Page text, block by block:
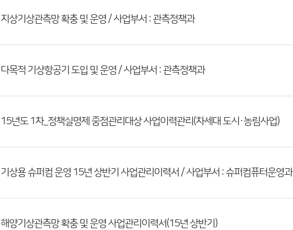
지상기상관측망 확충 및 운영 / 사업부서 : 관측정책과
다목적 기상항공기 도입 및 운영 / 사업부서 : 관측정책과
15년도 1차_정책실명제 중점관리대상 사업이력관리(차세대 도시·농림사업)
기상용 슈퍼컴 운영 15년 상반기 사업관리이력서 / 사업부서 : 슈퍼컴퓨터운영과
해양기상관측망 확충 및 운영 사업관리이력서(15년 상반기)